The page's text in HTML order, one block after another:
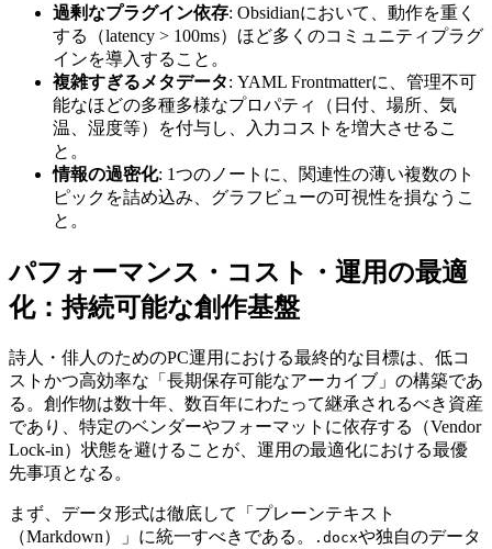
過剰なプラグイン依存: Obsidianにおいて、動作を重く
する（latency > 100ms）ほど多くのコミュニティプラグ
インを導入すること。
複雑すぎるメタデータ: YAML Frontmatterに、管理不可
能なほどの多種多様なプロパティ（日付、場所、気
温、湿度等）を付与し、入力コストを増大させるこ
と。
情報の過密化: 1つのノートに、関連性の薄い複数のト
ピックを詰め込み、グラフビューの可視性を損なうこ
と。
パフォーマンス・コスト・運用の最適
化：持続可能な創作基盤
詩人・俳人のためのPC運用における最終的な目標は、低コ
ストかつ高効率な「長期保存可能なアーカイブ」の構築であ
る。創作物は数十年、数百年にわたって継承されるべき資産
であり、特定のベンダーやフォーマットに依存する（Vendor
Lock-in）状態を避けることが、運用の最適化における最優
先事項となる。
まず、データ形式は徹底して「プレーンテキスト
（Markdown）」に統一すべきである。
.docxや独自のデータ